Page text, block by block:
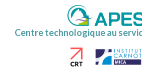
Centre technologique au